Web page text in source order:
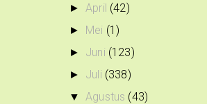
► April (42)
► Mei (1)
► Juni (123)
► Juli (338)
▼ Agustus (43)